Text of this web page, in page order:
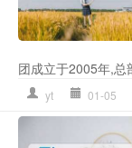
团成立于2005年,总
yt 01-05